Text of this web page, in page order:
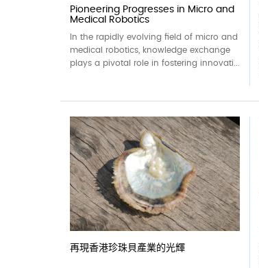
Pioneering Progresses in Micro and
Medical Robotics
In the rapidly evolving field of micro and
medical robotics, knowledge exchange
plays a pivotal role in fostering innovati...
再現香港珍珠貝產業的光輝